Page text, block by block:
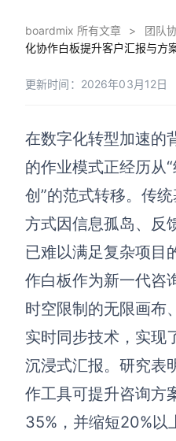
博思白板离线版
本地笔记存储，隐私白
博思设计
博思AIPPT
AI生成PPT，支持在线
资源与下载
向团队介绍
博思白板boardmix
下载
boardmix 所有文章 > 团队
化协作白板提升客户汇报与方
更新时间：2026年03月12日
在数字化转型加速的
的作业模式正经历从
创”的范式转移。传
方式因信息孤岛、反
已难以满足复杂项目
作白板作为新一代咨
时空限制的无限画布
实时同步技术，实现
沉浸式汇报。研究表
作工具可提升咨询方
35%，并缩短20%以